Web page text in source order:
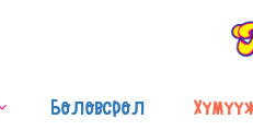
Боловсрол